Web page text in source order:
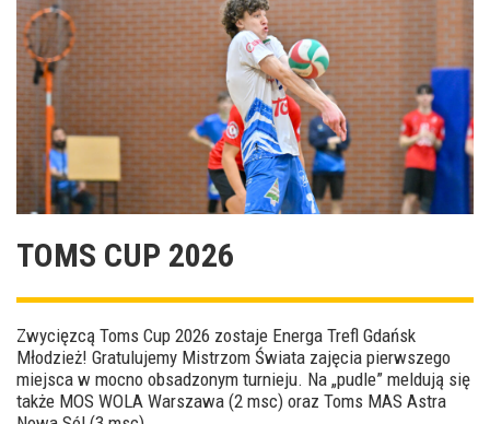
TOMS CUP 2026
Zwycięzcą Toms Cup 2026 zostaje Energa Trefl Gdańsk
Młodzież! Gratulujemy Mistrzom Świata zajęcia pierwszego
miejsca w mocno obsadzonym turnieju. Na „pudle” meldują się
także MOS WOLA Warszawa (2 msc) oraz Toms MAS Astra